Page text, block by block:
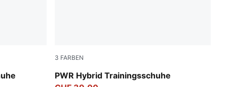
Pink
3 FARBEN
PWR Hybrid Trainingsschuhe
PUMA White-Apple Spritz-PUMA Black